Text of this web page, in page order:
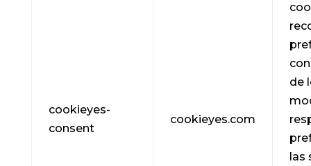
cookieyes-
consent
cookieyes.com
de
las